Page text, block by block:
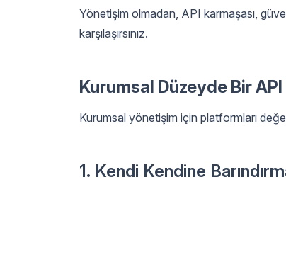
Yönetişim olmadan, API karmaşası,
karşılaşırsınız.
Kurumsal Düzeyde Bir
Kurumsal yönetişim için platformları
1. Kendi Kendine